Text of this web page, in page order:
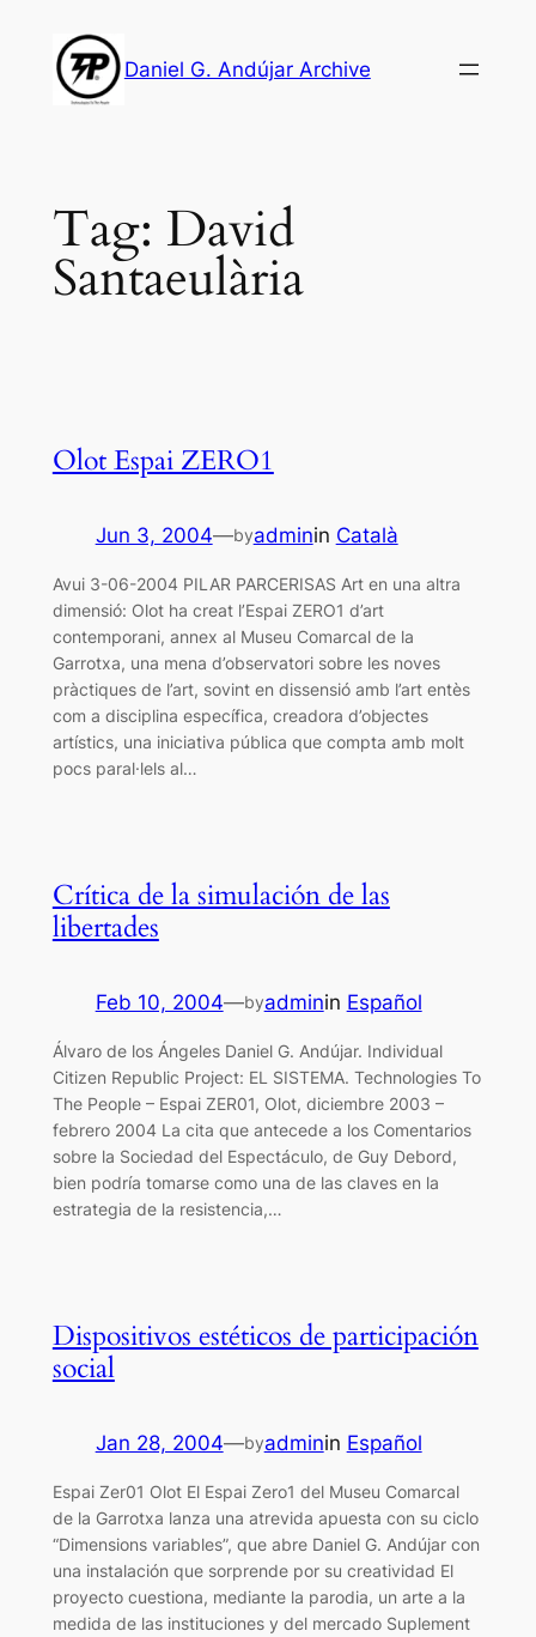
content
Daniel G. Andújar Archive
Tag: David
Santaeulària
Olot Espai ZERO1
Jun 3, 2004—byadminin Català
Avui 3-06-2004 PILAR PARCERISAS Art en una altra
dimensió: Olot ha creat l’Espai ZERO1 d’art
contemporani, annex al Museu Comarcal de la
Garrotxa, una mena d’observatori sobre les noves
pràctiques de l’art, sovint en dissensió amb l’art entès
com a disciplina específica, creadora d’objectes
artístics, una iniciativa pública que compta amb molt
pocs paral·lels al…
Crítica de la simulación de las
libertades
Feb 10, 2004—byadminin Español
Álvaro de los Ángeles Daniel G. Andújar. Individual
Citizen Republic Project: EL SISTEMA. Technologies To
The People – Espai ZER01, Olot, diciembre 2003 –
febrero 2004 La cita que antecede a los Comentarios
sobre la Sociedad del Espectáculo, de Guy Debord,
bien podría tomarse como una de las claves en la
estrategia de la resistencia,…
Dispositivos estéticos de participación
social
Jan 28, 2004—byadminin Español
Espai Zer01 Olot El Espai Zero1 del Museu Comarcal
de la Garrotxa lanza una atrevida apuesta con su ciclo
“Dimensions variables”, que abre Daniel G. Andújar con
una instalación que sorprende por su creatividad El
proyecto cuestiona, mediante la parodia, un arte a la
medida de las instituciones y del mercado Suplement